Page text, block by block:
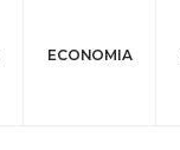
ECONOMIA